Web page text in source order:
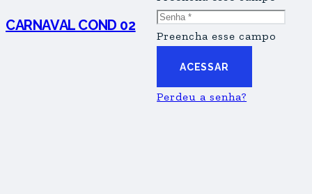
Preencha esse campo
ACESSAR
Perdeu a senha?
CARNAVAL COND 02